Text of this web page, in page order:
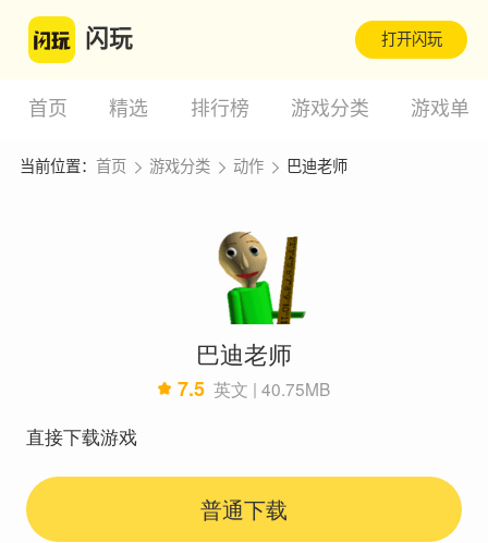
闪玩 打开闪玩
首页 精选 排行榜 游戏分类 游戏单
当前位置： 首页 游戏分类 动作 巴迪老师
巴迪老师
7.5 英文 | 40.75MB
直接下载游戏
普通下载